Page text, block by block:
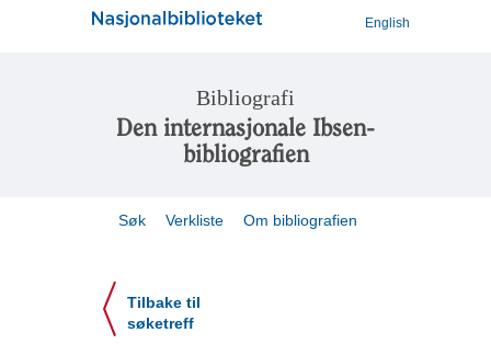
English
Bibliografi
Den internasjonale Ibsen-
bibliografien
Søk Verkliste Om bibliografien
Tilbake til
søketreff